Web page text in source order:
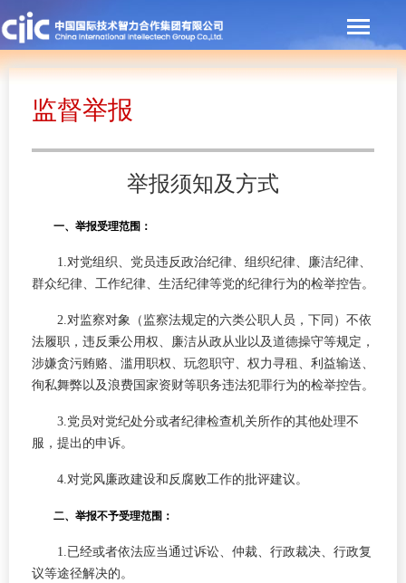
监督举报
举报须知及方式
一、举报受理范围：
1.对党组织、党员违反政治纪律、组织纪律、廉洁纪律、
群众纪律、工作纪律、生活纪律等党的纪律行为的检举控告。
2.对监察对象（监察法规定的六类公职人员，下同）不依
法履职，违反秉公用权、廉洁从政从业以及道德操守等规定，
涉嫌贪污贿赂、滥用职权、玩忽职守、权力寻租、利益输送、
徇私舞弊以及浪费国家资财等职务违法犯罪行为的检举控告。
3.党员对党纪处分或者纪律检查机关所作的其他处理不
服，提出的申诉。
4.对党风廉政建设和反腐败工作的批评建议。
二、举报不予受理范围：
1.已经或者依法应当通过诉讼、仲裁、行政裁决、行政复
议等途径解决的。